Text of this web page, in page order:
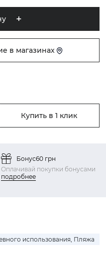
в магазинах
Купить в 1 клик
Бонус60 грн
Оплачивай покупки бонусами
подробнее
использования, Пляжа